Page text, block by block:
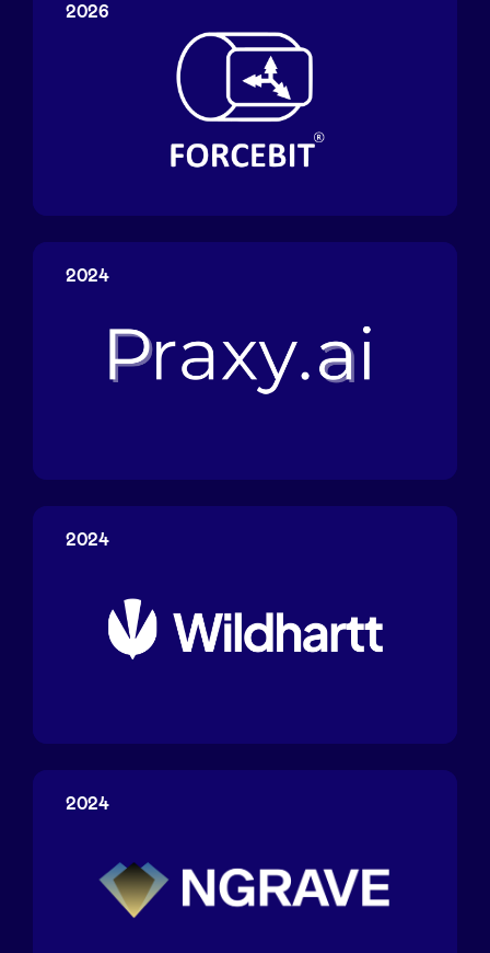
Forcebit
2026
Praxy.ai
2024
Wildhartt
2024
2024